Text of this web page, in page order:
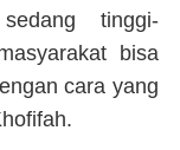
tinggi-
bisa
cara yang